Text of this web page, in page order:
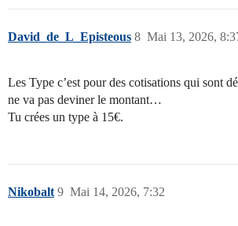
David_de_L_Episteous Mai 13, 2026,
8
Les Type c’est pour des cotisations qui sont
ne va pas deviner le montant…
Tu crées un type à 15€.
Nikobalt Mai 14, 2026, 7:32
9